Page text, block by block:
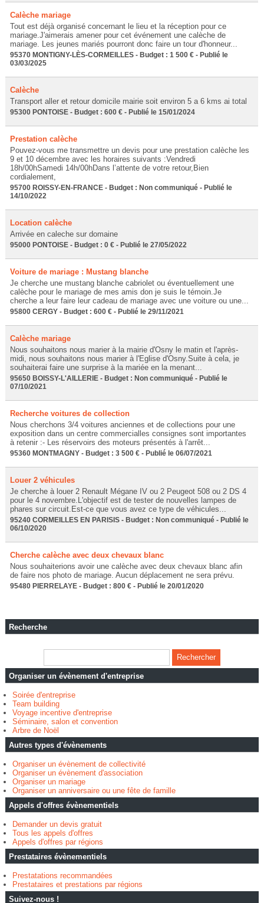
Calèche mariage
Tout est déjà organisé concernant le lieu et la réception pour ce
mariage.J'aimerais amener pour cet événement une calèche de
mariage. Les jeunes mariés pourront donc faire un tour d'honneur...
95370 MONTIGNY-LÈS-CORMEILLES - Budget : 1 500 € - Publié le
03/03/2025
Calèche
Transport aller et retour domicile mairie soit environ 5 a 6 kms ai total
95300 PONTOISE - Budget : 600 € - Publié le 15/01/2024
Prestation calèche
Pouvez-vous me transmettre un devis pour une prestation calèche les
9 et 10 décembre avec les horaires suivants :Vendredi
18h/00hSamedi 14h/00hDans l’attente de votre retour,Bien
cordialement,
95700 ROISSY-EN-FRANCE - Budget : Non communiqué - Publié le
14/10/2022
Location calèche
Arrivée en caleche sur domaine
95000 PONTOISE - Budget : 0 € - Publié le 27/05/2022
Voiture de mariage : Mustang blanche
Je cherche une mustang blanche cabriolet ou éventuellement une
calèche pour le mariage de mes amis don je suis le témoin.Je
cherche a leur faire leur cadeau de mariage avec une voiture ou une...
95800 CERGY - Budget : 600 € - Publié le 29/11/2021
Calèche mariage
Nous souhaitons nous marier à la mairie d'Osny le matin et l'après-
midi, nous souhaitons nous marier à l'Eglise d'Osny.Suite à cela, je
souhaiterai faire une surprise à la mariée en la menant...
95650 BOISSY-L'AILLERIE - Budget : Non communiqué - Publié le
07/10/2021
Recherche voitures de collection
Nous cherchons 3/4 voitures anciennes et de collections pour une
exposition dans un centre commercialles consignes sont importantes
à retenir :- Les réservoirs des moteurs présentés à l'arrêt...
95360 MONTMAGNY - Budget : 3 500 € - Publié le 06/07/2021
Louer 2 véhicules
Je cherche à louer 2 Renault Mégane IV ou 2 Peugeot 508 ou 2 DS 4
pour le 4 novembre.L'objectif est de tester de nouvelles lampes de
phares sur circuit.Est-ce que vous avez ce type de véhicules...
95240 CORMEILLES EN PARISIS - Budget : Non communiqué - Publié le
06/10/2020
Cherche calèche avec deux chevaux blanc
Nous souhaiterions avoir une calèche avec deux chevaux blanc afin
de faire nos photo de mariage. Aucun déplacement ne sera prévu.
95480 PIERRELAYE - Budget : 800 € - Publié le 20/01/2020
Recherche
Organiser un évènement d'entreprise
Soirée d'entreprise
Team building
Voyage incentive d'entreprise
Séminaire, salon et convention
Arbre de Noël
Autres types d'évènements
Organiser un évènement de collectivité
Organiser un évènement d'association
Organiser un mariage
Organiser un anniversaire ou une fête de famille
Appels d'offres évènementiels
Demander un devis gratuit
Tous les appels d'offres
Appels d'offres par régions
Prestataires évènementiels
Prestatations recommandées
Prestataires et prestations par régions
Suivez-nous !